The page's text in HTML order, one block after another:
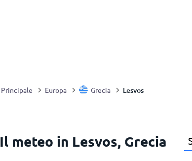
Principale Europa Grecia Lesvos
Il meteo in Lesvos, Grecia